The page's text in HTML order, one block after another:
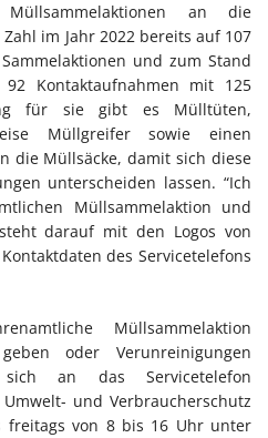
an die
im Jahr 2022 bereits auf 107
und zum Stand
Kontaktaufnahmen mit 125
für sie gibt es Mülltüten,
Müllgreifer sowie einen
die Müllsäcke, damit sich diese
unterscheiden lassen. “Ich
Müllsammelaktion und
darauf mit den Logos von
des Servicetelefons
Müllsammelaktion
oder Verunreinigungen
an das Servicetelefon
und Verbraucherschutz
freitags von 8 bis 16 Uhr unter